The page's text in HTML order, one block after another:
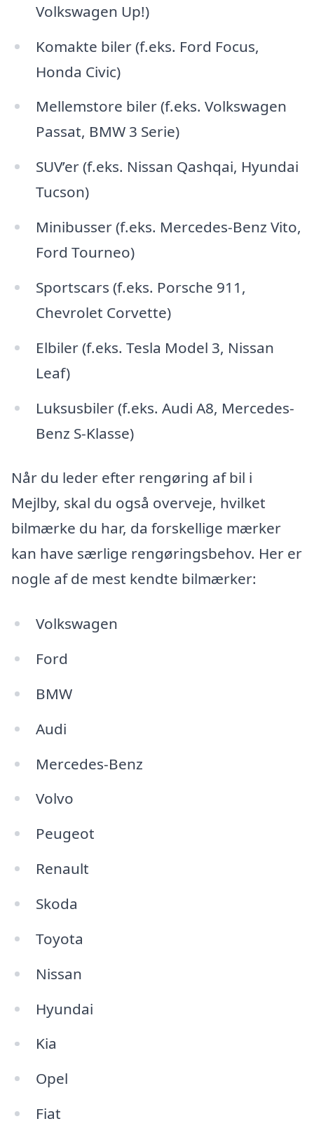
Volkswagen Up!)
Komakte biler (f.eks. Ford Focus,
Honda Civic)
Mellemstore biler (f.eks. Volkswagen
Passat, BMW 3 Serie)
SUV’er (f.eks. Nissan Qashqai, Hyundai
Tucson)
Minibusser (f.eks. Mercedes-Benz Vito,
Ford Tourneo)
Sportscars (f.eks. Porsche 911,
Chevrolet Corvette)
Elbiler (f.eks. Tesla Model 3, Nissan
Leaf)
Luksusbiler (f.eks. Audi A8, Mercedes-
Benz S-Klasse)
Når du leder efter rengøring af bil i
Mejlby, skal du også overveje, hvilket
bilmærke du har, da forskellige mærker
kan have særlige rengøringsbehov. Her er
nogle af de mest kendte bilmærker:
Volkswagen
Ford
BMW
Audi
Mercedes-Benz
Volvo
Peugeot
Renault
Skoda
Toyota
Nissan
Hyundai
Kia
Opel
Fiat